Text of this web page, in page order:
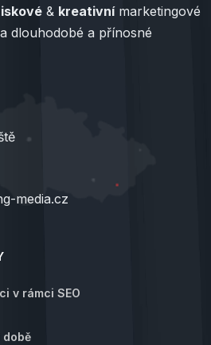
& kreativnímarketingové
dlouhodobé a přínosné
media.cz
v rámci SEO
době